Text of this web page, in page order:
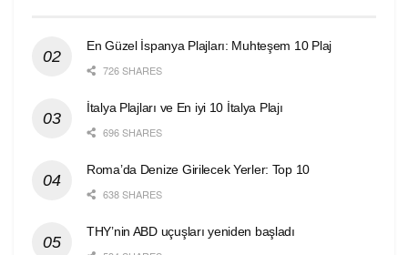
En Güzel İspanya Plajları: Muhteşem 10 Plaj
726 SHARES
İtalya Plajları ve En iyi 10 İtalya Plajı
696 SHARES
Roma’da Denize Girilecek Yerler: Top 10
638 SHARES
THY’nin ABD uçuşları yeniden başladı